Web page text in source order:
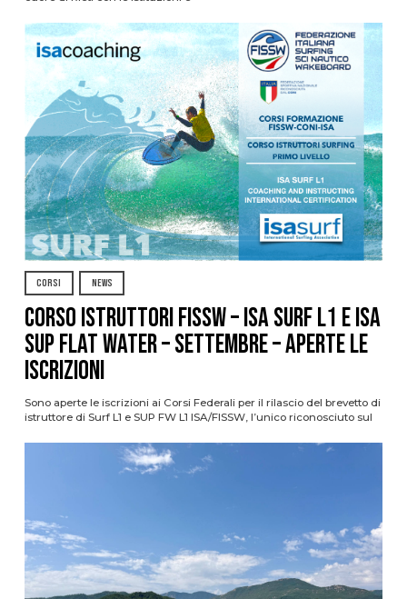
CORSI NEWS
CORSO ISTRUTTORI FISSW – ISA SURF L1 e ISA
SUP Flat Water – SETTEMBRE – APERTE LE
ISCRIZIONI
Sono aperte le iscrizioni ai Corsi Federali per il rilascio del brevetto di
istruttore di Surf L1 e SUP FW L1 ISA/FISSW, l’unico riconosciuto sul